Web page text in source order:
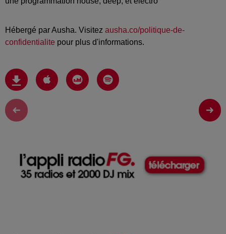
Hébergé par Ausha. Visitez ausha.co/politique-de-
confidentialite pour plus d'informations.